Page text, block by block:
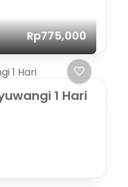
Rp775,000
1 Hari
1 Hari